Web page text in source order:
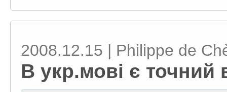
2008.12.15 | Philippe de
В укр.мові є точний